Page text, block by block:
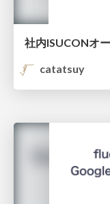
社内ISUCONオ
catatsuy